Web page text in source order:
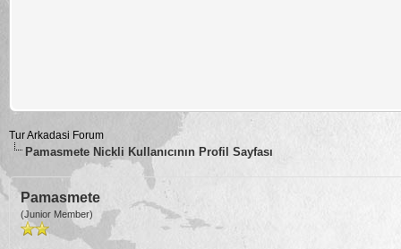
Tur Arkadasi Forum
Pamasmete Nickli Kullanıcının Profil Sayfası
Pamasmete
(Junior Member)